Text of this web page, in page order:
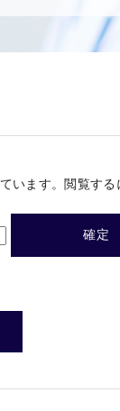
います。閲覧す